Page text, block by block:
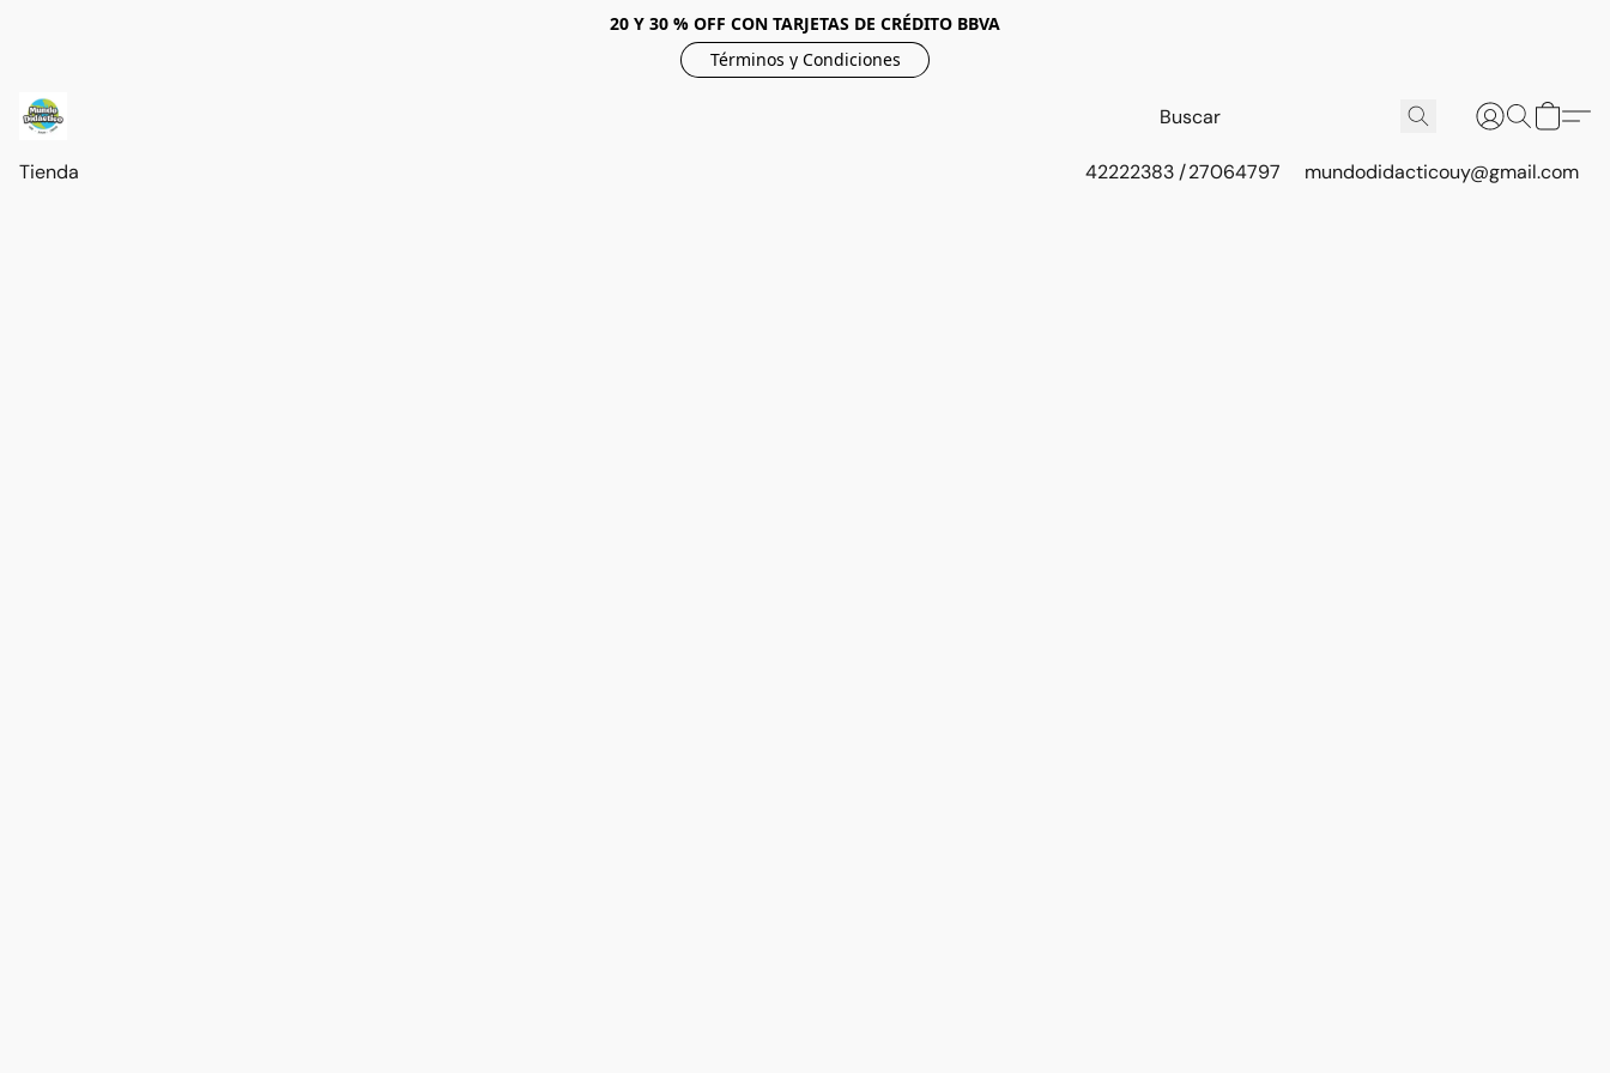
20 Y 30 % OFF CON TARJETAS DE CRÉDITO BBVA
Términos y Condiciones
Tienda 42222383 / 27064797 mundodidacticouy@gmail.com